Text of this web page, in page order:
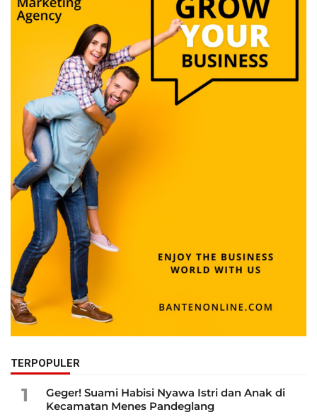
TERPOPULER
1
Geger! Suami Habisi Nyawa Istri dan Anak di
Kecamatan Menes Pandeglang